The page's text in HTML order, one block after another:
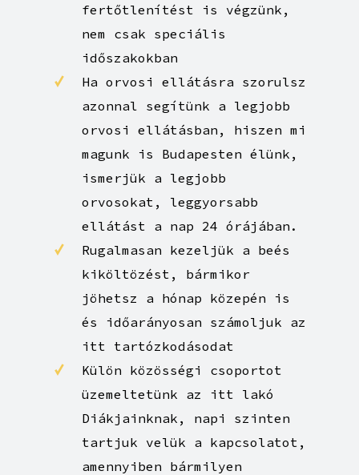
minden héten 1 alkalommal
fertőtlenítést is végzünk,
nem csak speciális
időszakokban
Ha orvosi ellátásra szorulsz
azonnal segítünk a legjobb
orvosi ellátásban, hiszen mi
magunk is Budapesten élünk,
ismerjük a legjobb
orvosokat, leggyorsabb
ellátást a nap 24 órájában.
Rugalmasan kezeljük a beés
kiköltözést, bármikor
jöhetsz a hónap közepén is
és időarányosan számoljuk az
itt tartózkodásodat
Külön közösségi csoportot
üzemeltetünk az itt lakó
Diákjainknak, napi szinten
tartjuk velük a kapcsolatot,